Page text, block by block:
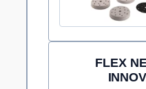
FLEX